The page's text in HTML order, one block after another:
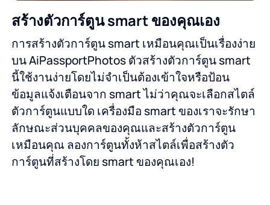
สร้างตัวการ์ตูน smart ของคุณเอง
การสร้างตัวการ์ตูน smart เหมือนคุณเป็นเรื่องง่าย
บน AiPassportPhotos ตัวสร้างตัวการ์ตูน smart
นี้ใช้งานง่ายโดยไม่จำเป็นต้องเข้าใจหรือป้อน
ข้อมูลแจ้งเตือนจาก smart ไม่ว่าคุณจะเลือกสไตล์
ตัวการ์ตูนแบบใด เครื่องมือ smart ของเราจะรักษา
ลักษณะส่วนบุคคลของคุณและสร้างตัวการ์ตูน
เหมือนคุณ ลองการ์ตูนทั้งห้าสไตล์เพื่อสร้างตัว
การ์ตูนที่สร้างโดย smart ของคุณเอง!